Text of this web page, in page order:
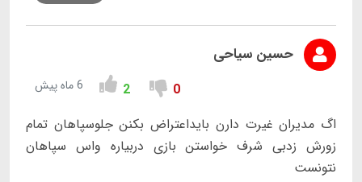
حسین سیاحی
0
2 6 ماه پیش
اگ مدیران غیرت دارن بایداعتراض بکنن جلوسپاهان تمام
زورش زدبی شرف خواستن بازی دربیاره واس سپاهان
نتونست